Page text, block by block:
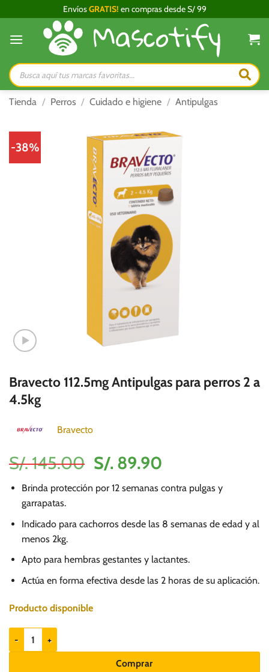
al
contenido
EnvíosGRATIS! en compras desde S/ 99
Búsqueda
de
productos
Tienda / Perros / Cuidado e higiene / Antipulgas
-38%
Bravecto 112.5mg Antipulgas para perros 2 a
4.5kg
Bravecto
S/.145.00 El
precio
original
S/.
S/. 89.90El
precio
actual
S/.
Brinda protección por 12 semanas contra pulgas y
garrapatas.
Indicado para cachorros desde las 8 semanas de edad y al
menos 2kg.
Apto para hembras gestantes y lactantes.
Actúa en forma efectiva desde las 2 horas de su aplicación.
Producto disponible
Bravecto 112.5mg Antipulgas para perros 2 a 4.5kg cantidad
Comprar